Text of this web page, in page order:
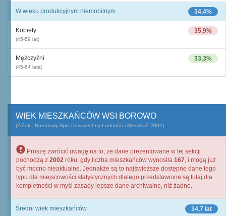
34,4%
W wieku produkcyjnym niemobilnym
35,9%
Kobiety
(45-59 lat)
33,3%
Mężczyźni
(45-64 lata)
WIEK MIESZKAŃCÓW WSI BOROWO
(Źródło: Narodowy Spis Powszechny Ludności i Mieszkań 2002)
Proszę zwrócić uwagę na to, że dane prezentowane w tej sekcji
pochodzą z 2002 roku, gdy liczba mieszkańców wynosiła 167, i mogą już
być mocno nieaktualne. Jednakże są to najświeższe dostępne dane tego
typu dla miejscowości statystycznych dlatego przedstawione są tutaj dla
kompletności w myśl zasady lepsze dane archiwalne, niż żadne.
34,7 lat
Średni wiek mieszkańców